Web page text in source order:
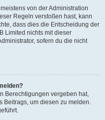
von der Administration
Regeln verstoßen hast, kann
dass dies die Entscheidung der
Limited nichts mit dieser
sofern du die nicht
Berechtigungen vergeben hat,
Beitrags, um diesen zu melden.